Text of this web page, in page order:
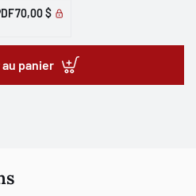
70,00 $
panier